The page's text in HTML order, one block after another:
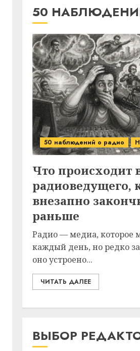
50
50 наблюдений о радио
Что происходит
радиоведущего,
внезапно
раньше
Радио — медиа, которое
каждый день, но редко
оно устроено...
ЧИТАТЬ ДАЛЕЕ
ВЫБОР